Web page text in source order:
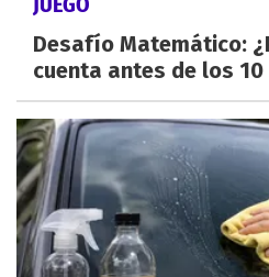
Desafío Matemático:
cuenta antes de los 10